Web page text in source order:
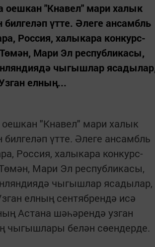
"Кнавел" мари халык
үтте. Әлеге ансамбль
Россия, халыкара конкурс-
Мари Эл республикасы,
чыгышлар
елның...
"Кнавел" мари халык
үтте. Әлеге ансамбль
Россия, халыкара конкурс-
Мари Эл республикасы,
чыгышлар ясадылар,
елның сентябрендә исә
Астана шәһәрендә узган
чыгышлары белән сөендерде.